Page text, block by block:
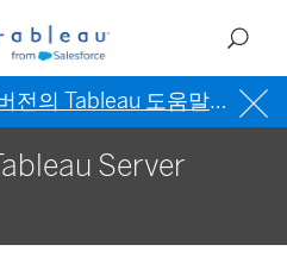
전의 Tableau 도움말을 참조
Server